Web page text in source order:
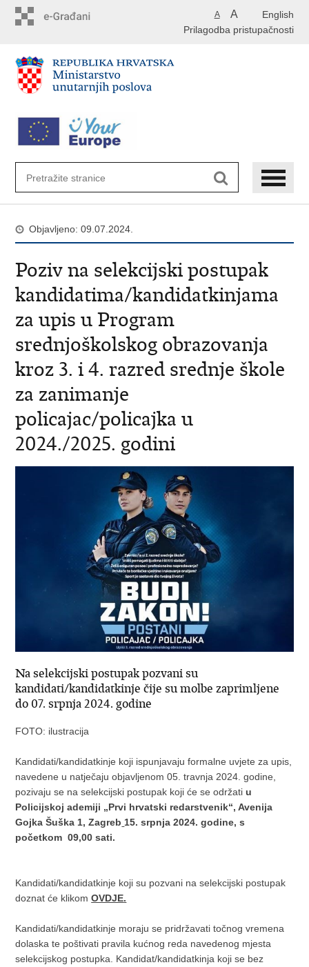
English
A A
Prilagodba pristupačnosti
Objavljeno: 09.07.2024.
Poziv na selekcijski postupak
kandidatima/kandidatkinjama
za upis u Program
srednjoškolskog obrazovanja
kroz 3. i 4. razred srednje škole
za zanimanje
policajac/policajka u
2024./2025. godini
Na selekcijski postupak pozvani su
kandidati/kandidatkinje čije su molbe zaprimljene
do 07. srpnja 2024. godine
FOTO: ilustracija
Kandidati/kandidatkinje koji ispunjavaju formalne uvjete za upis,
navedene u natječaju objavljenom 05. travnja 2024. godine,
pozivaju se na selekcijski postupak koji će se održatiu
Policijskoj ademiji „Prvi hrvatski redarstvenik“, Avenija
Gojka Šuška 1, Zagreb 15. srpnja 2024. godine, s
početkom 09,00 sati.
Kandidati/kandidatkinje koji su pozvani na selekcijski postupak
doznat će klikomOVDJE.
Kandidati/kandidatkinje moraju se pridržavati točnog vremena
dolaska te poštivati pravila kućnog reda navedenog mjesta
selekcijskog postupka. Kandidat/kandidatkinja koji se bez